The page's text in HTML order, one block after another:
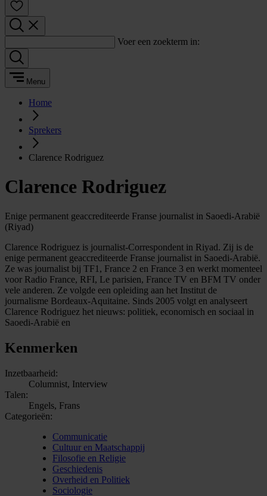
Voer een zoekterm in:
Menu
Home
Sprekers
Clarence Rodriguez
Clarence Rodriguez
Enige permanent geaccrediteerde Franse journalist in Saoedi-Arabië
(Riyad)
Clarence Rodriguez is journalist-Correspondent in Riyad. Zij is de
enige permanent geaccrediteerde Franse journalist in Saoedi-Arabië.
Ze was journalist bij TF1, France 2 en France 3 en werkt momenteel
voor Radio France, RFI, Le parisien, France TV en BFM TV onder
vele anderen. Ze volgde een opleiding aan het Institut de
journalisme Bordeaux-Aquitaine. Sinds 2005 volgt en analyseert
Clarence Rodriguez het nieuws: politiek, economisch en sociaal in
Saoedi-Arabië en
Kenmerken
Inzetbaarheid:
Columnist, Interview
Talen:
Engels, Frans
Categorieën:
Communicatie
Cultuur en Maatschappij
Filosofie en Religie
Geschiedenis
Overheid en Politiek
Sociologie